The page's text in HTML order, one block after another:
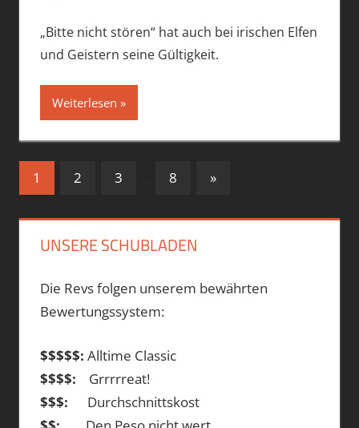
„Bitte nicht stören“ hat auch bei irischen Elfen
und Geistern seine Gültigkeit.
Weiterlesen
Seitennummerierung
Beiträge
1 2 3 8
Nächste
»
UNSERE SCHUBLADEN
Die Revs folgen unserem bewährten
Bewertungssystem:
$$$$$: Alltime Classic
$$$$: Grrrrreat!
$$$: Durchschnittskost